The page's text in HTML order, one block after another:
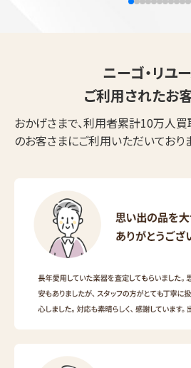
ウェブから1分
ニーゴ・リユ
ご利用されたお
おかげさまで、利用者累計10万人買
のお客さまにご利用いただいており